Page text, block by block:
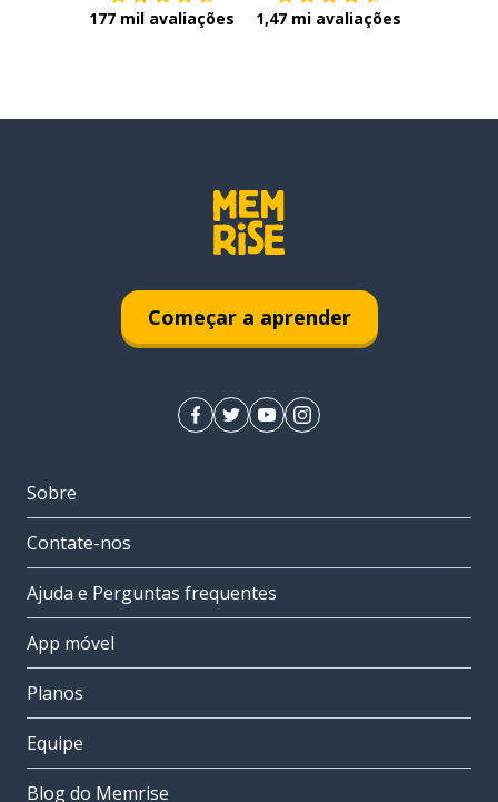
177 mil avaliações 1,47 mi avaliações
Começar a aprender
Sobre
Contate-nos
Ajuda e Perguntas frequentes
App móvel
Planos
Equipe
Blog do Memrise